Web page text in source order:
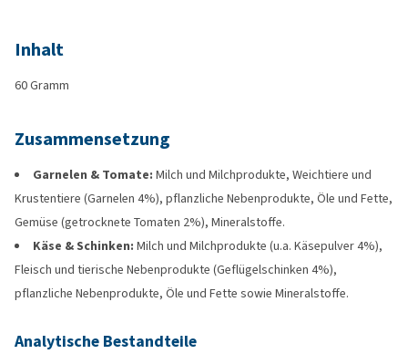
Inhalt
60 Gramm
Zusammensetzung
Garnelen & Tomate: Milch und Milchprodukte, Weichtiere und
Krustentiere (Garnelen 4%), pflanzliche Nebenprodukte, Öle und Fette,
Gemüse (getrocknete Tomaten 2%), Mineralstoffe.
Käse & Schinken: Milch und Milchprodukte (u.a. Käsepulver 4%),
Fleisch und tierische Nebenprodukte (Geflügelschinken 4%),
pflanzliche Nebenprodukte, Öle und Fette sowie Mineralstoffe.
Analytische Bestandteile